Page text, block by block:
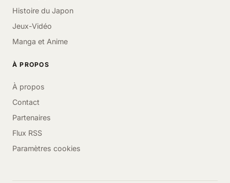
Histoire du Japon
Jeux-Vidéo
Manga et Anime
À PROPOS
À propos
Contact
Partenaires
Flux RSS
Paramètres cookies